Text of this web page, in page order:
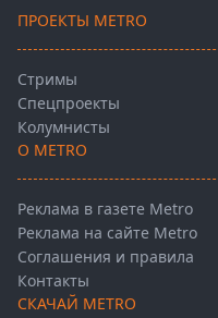
ПРОЕКТЫ METRO
Стримы
Спецпроекты
Колумнисты
О METRO
Реклама в газете Metro
Реклама на сайте Metro
Соглашения и правила
Контакты
СКАЧАЙ METRO